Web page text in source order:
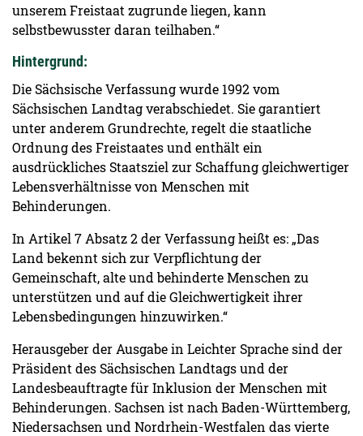
unserem Freistaat zugrunde liegen, kann
selbstbewusster daran teilhaben.“
Hintergrund:
Die Sächsische Verfassung wurde 1992 vom
Sächsischen Landtag verabschiedet. Sie garantiert
unter anderem Grundrechte, regelt die staatliche
Ordnung des Freistaates und enthält ein
ausdrückliches Staatsziel zur Schaffung gleichwertiger
Lebensverhältnisse von Menschen mit
Behinderungen.
In Artikel 7 Absatz 2 der Verfassung heißt es: „Das
Land bekennt sich zur Verpflichtung der
Gemeinschaft, alte und behinderte Menschen zu
unterstützen und auf die Gleichwertigkeit ihrer
Lebensbedingungen hinzuwirken.“
Herausgeber der Ausgabe in Leichter Sprache sind der
Präsident des Sächsischen Landtags und der
Landesbeauftragte für Inklusion der Menschen mit
Behinderungen. Sachsen ist nach Baden-Württemberg,
Niedersachsen und Nordrhein-Westfalen das vierte